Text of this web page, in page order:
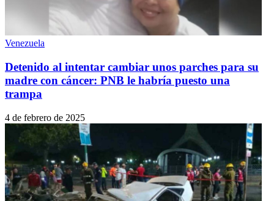
Venezuela
Detenido al intentar cambiar unos parches para su
madre con cáncer: PNB le habría puesto una
trampa
4 de febrero de 2025